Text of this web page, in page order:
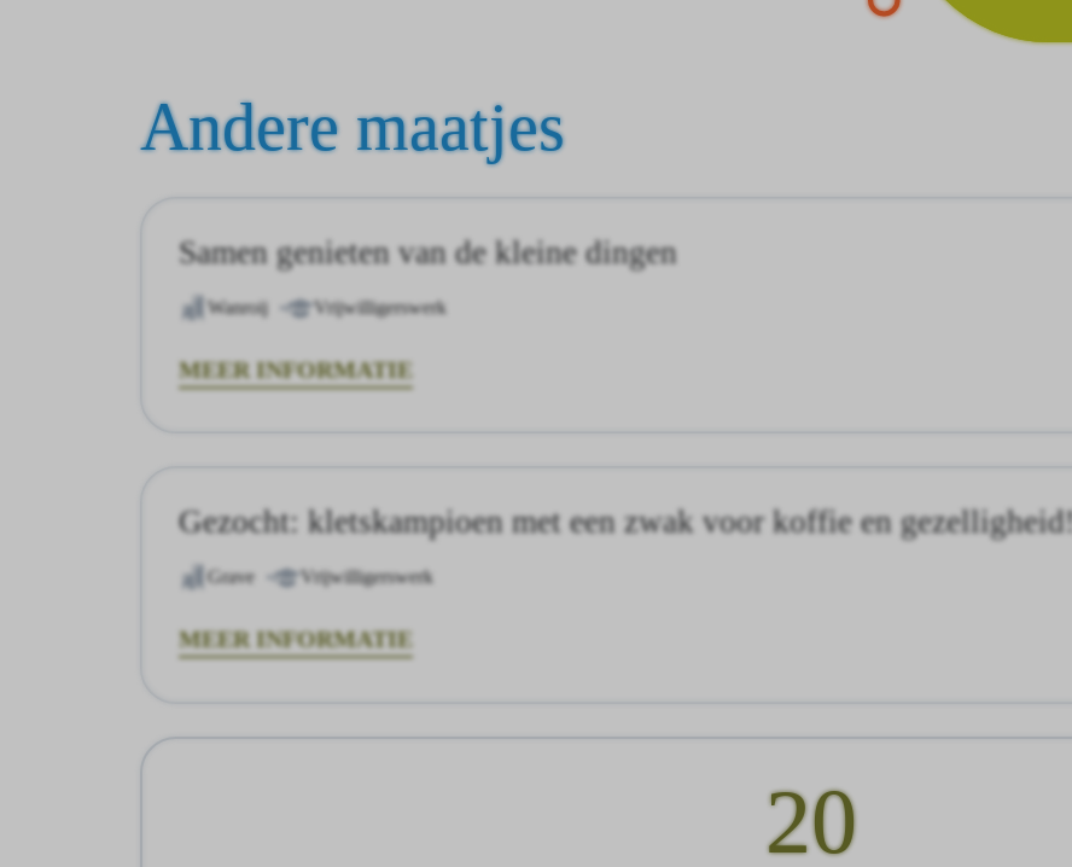
Andere maatjes
Samen genieten van de kleine dingen
Wanroij Vrijwilligerswerk
MEER INFORMATIE
Gezocht: kletskampioen met een zwak voor koffie en gezelligheid!
Grave Vrijwilligerswerk
MEER INFORMATIE
20